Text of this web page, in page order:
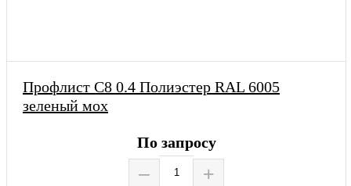
Профлист С8 0.4 Полиэстер RAL 6005
зеленый мох
По запросу
– +